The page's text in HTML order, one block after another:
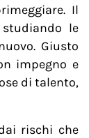
Il
le
Giusto
impegno e
di talento,
rischi che